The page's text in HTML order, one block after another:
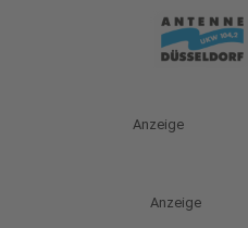
Anzeige
Anzeige